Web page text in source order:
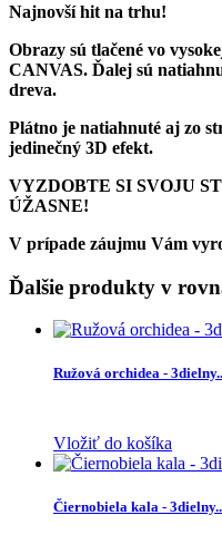
Najnovší hit na trhu!
Obrazy sú tlačené vo
CANVAS. Ďalej sú
dreva.
Plátno je natiahnuté aj zo
jedinečný 3D efekt.
VYZDOBTE SI SVOJU
ÚŽASNE!
V prípade záujmu Vám
Ďalšie produkty v
Ružová orchidea -
Vložiť do košíka
Čiernobiela kala -